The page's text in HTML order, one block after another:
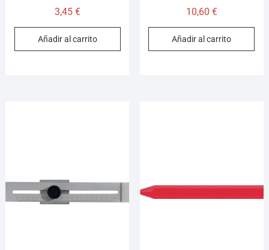
3,45 €
Añadir al carrito
10,60 €
Añadir al carrito